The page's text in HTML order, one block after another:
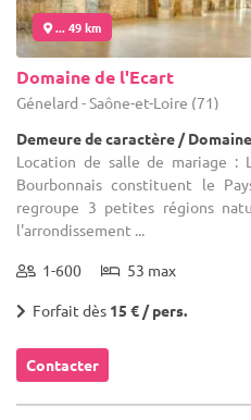
... 49 km
Domaine de l'Ecart
Génelard - Saône-et-Loire (71)
Demeure de caractère / Domaine
Location de salle de mariage :
Bourbonnais constituent le
regroupe 3 petites régions
l'arrondissement ...
1-600 53 max
Forfait dès 15 € / pers.
Contacter